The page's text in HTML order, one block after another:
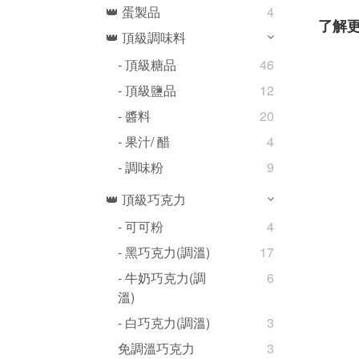
👑 蛋製品
4
👑 頂級調味料
- 頂級糖品
46
- 頂級鹽品
12
- 醬料
20
- 果汁/ 醋
4
- 調味粉
9
👑 頂級巧克力
- 可可粉
4
- 黑巧克力(調溫)
17
- 牛奶巧克力(調
溫)
6
- 白巧克力(調溫)
3
免調溫巧克力
3
了解